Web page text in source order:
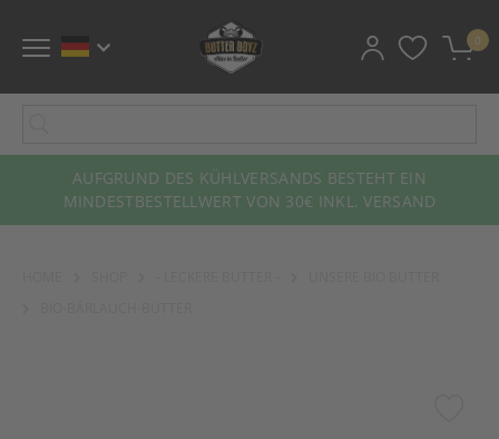
0
AUFGRUND DES KÜHLVERSANDS BESTEHT EIN
MINDESTBESTELLWERT VON 30€ INKL. VERSAND